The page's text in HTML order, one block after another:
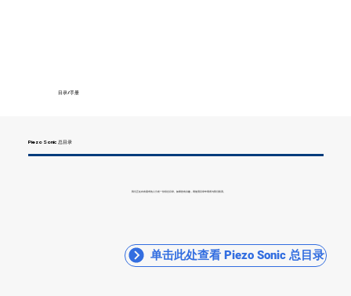
目录/手册
Piezo Sonic 总目录
我们正在向有需求的人分发一份综合目录。如果您有兴趣，请使用目录申请表与我们联系。
单击此处查看 Piezo Sonic 总目录